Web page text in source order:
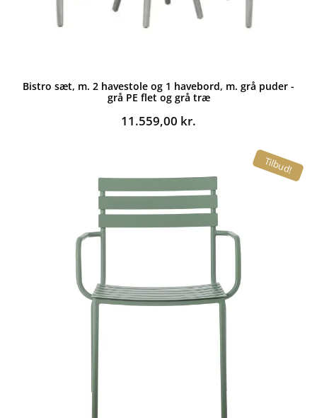
Bistro sæt, m. 2 havestole og 1 havebord, m. grå puder -
grå PE flet og grå træ
11.559,00 kr.
Tilbud!